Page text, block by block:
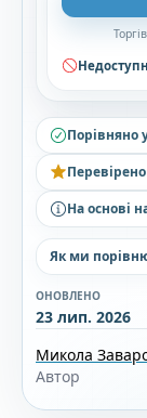
Порівняно
На основі
Як ми
ОНОВЛЕНО
23 лип. 2026
Микола
Автор